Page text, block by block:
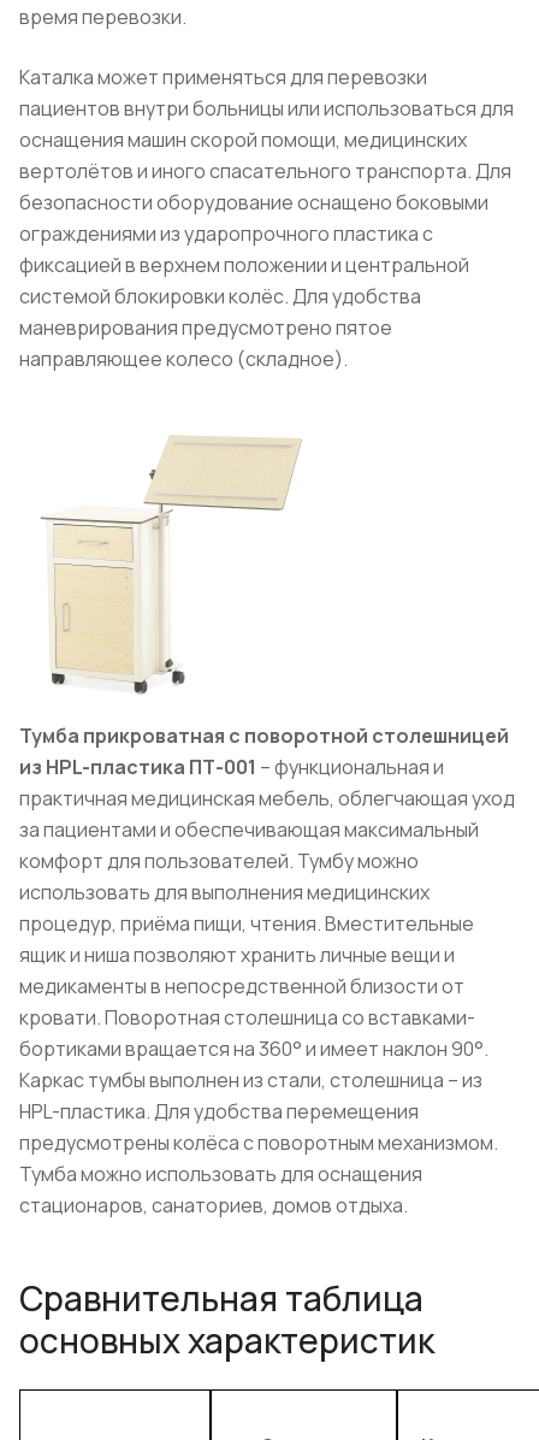
время перевозки.
Каталка может применяться для перевозки
пациентов внутри больницы или использоваться для
оснащения машин скорой помощи, медицинских
вертолётов и иного спасательного транспорта. Для
безопасности оборудование оснащено боковыми
ограждениями из ударопрочного пластика с
фиксацией в верхнем положении и центральной
системой блокировки колёс. Для удобства
маневрирования предусмотрено пятое
направляющее колесо (складное).
Тумба прикроватная с поворотной столешницей
из HPL-пластика ПТ-001 – функциональная и
практичная медицинская мебель, облегчающая уход
за пациентами и обеспечивающая максимальный
комфорт для пользователей. Тумбу можно
использовать для выполнения медицинских
процедур, приёма пищи, чтения. Вместительные
ящик и ниша позволяют хранить личные вещи и
медикаменты в непосредственной близости от
кровати. Поворотная столешница со вставками-
бортиками вращается на 360° и имеет наклон 90°.
Каркас тумбы выполнен из стали, столешница – из
HPL-пластика. Для удобства перемещения
предусмотрены колёса с поворотным механизмом.
Тумба можно использовать для оснащения
стационаров, санаториев, домов отдыха.
Сравнительная таблица
основных характеристик